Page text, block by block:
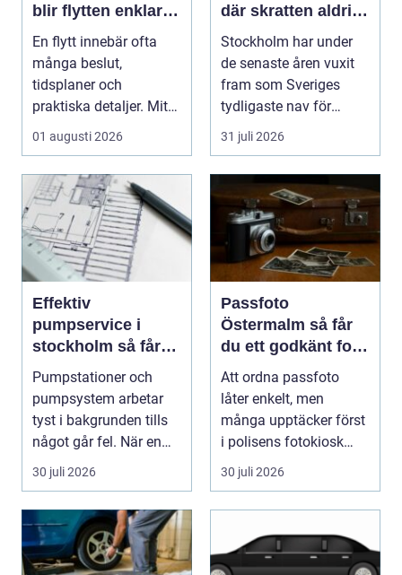
blir flytten enklare
och mer trygg
En flytt innebär ofta
många beslut,
tidsplaner och
praktiska detaljer. Mitt i
allt hamnar flyttstädn...
01 augusti 2026
där skratten aldrig
tar paus
Stockholm har under
de senaste åren vuxit
fram som Sveriges
tydligaste nav för
livehumor....
31 juli 2026
Effektiv
pumpservice i
stockholm så får
du driftsäkra
anläggningar året
runt
Pumpstationer och
pumpsystem arbetar
tyst i bakgrunden tills
något går fel. När en
pump stannar hand...
30 juli 2026
Passfoto
Östermalm så får
du ett godkänt foto
utan stress
Att ordna passfoto
låter enkelt, men
många upptäcker först
i polisens fotokiosk
eller hos fotografen...
30 juli 2026